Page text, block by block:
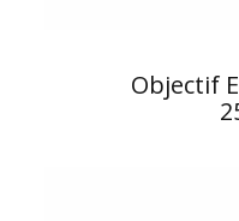
Objectif